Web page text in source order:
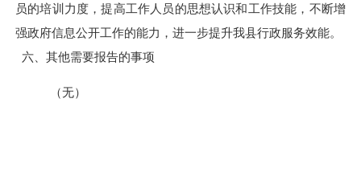
员的培训力度，提高工作人员的思想认识和工作技能，不断增
强政府信息公开工作的能力，进一步提升我县行政服务效能。
六、其他需要报告的事项
（无）